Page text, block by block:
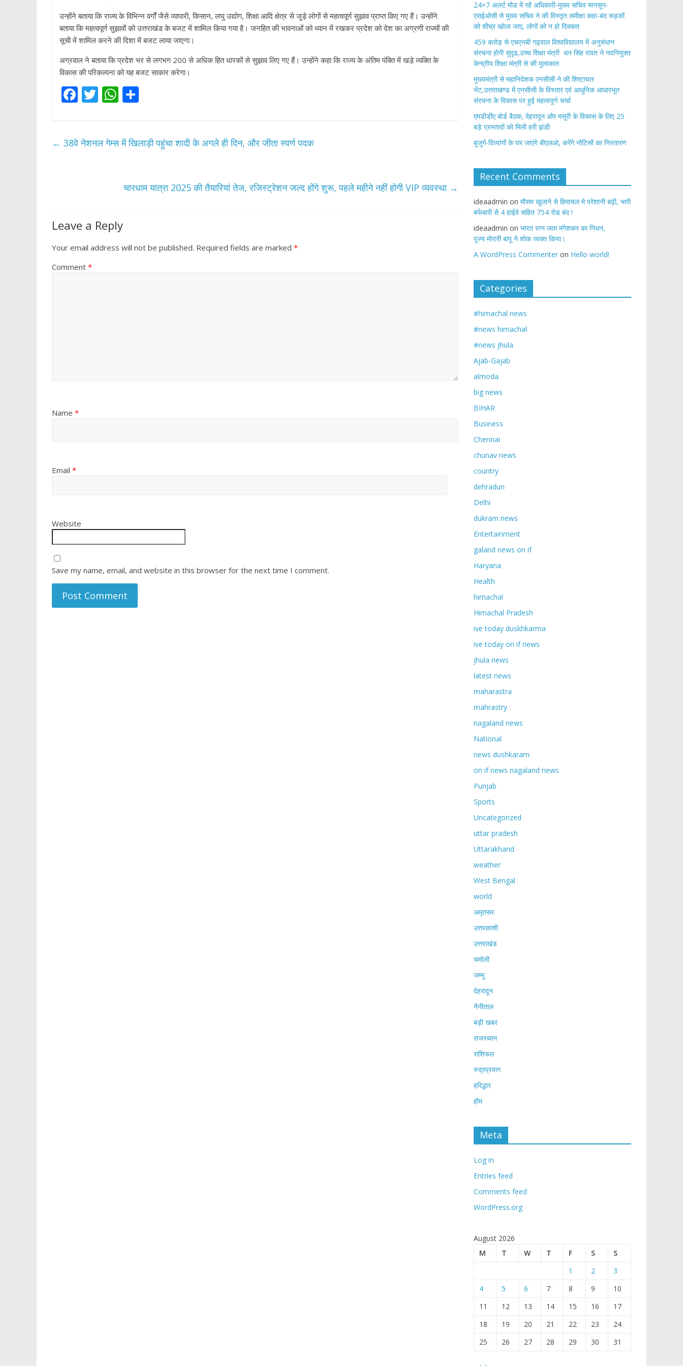
उन्होंने बताया कि राज्य के विभिन्न वर्गों जैसे व्यापारी, किसान, लघु उद्योग, शिक्षा आदि क्षेत्र से जुड़े लोगों से महत्वपूर्ण सुझाव प्राप्त किए गए हैं। उन्होंने
बताया कि महत्वपूर्ण सुझावों को उत्तराखंड के बजट में शामिल किया गया है। जनहित की भावनाओं को ध्यान में रखकर प्रदेश को देश का अग्रणी राज्यों की
सूची में शामिल करने की दिशा में बजट लाया जाएगा।
अग्रवाल ने बताया कि प्रदेश भर से लगभग 200 से अधिक हित धारकों से सुझाव लिए गए हैं। उन्होंने कहा कि राज्य के अंतिम पंक्ति में खड़े व्यक्ति के
विकास की परिकल्पना को यह बजट साकार करेगा।
F
b
T
er
W
s
p
e
← 38वे नेशनल गेम्स में खिलाड़ी पहुंचा शादी के अगले ही दिन, और जीता स्वर्ण पदक
चारधाम यात्रा 2025 की तैयारियां तेज, रजिस्ट्रेशन जल्द होंगे शुरू, पहले महीने नहीं होगी VIP व्यवस्था →
Leave a Reply
Your email address will not be published. Required fields are marked *
Comment *
Name *
Email *
Website
Save my name, email, and website in this browser for the next time I comment.
24×7 अलर्ट मोड में रहें अधिकारी-मुख्य सचिव मानसून-
एसईओसी से मुख्य सचिव ने की विस्तृत समीक्षा कहा-बंद सड़कों
को शीघ्र खोला जाए, लोगों को न हो दिक्कत
459 करोड़ से एचएनबी गढ़वाल विश्वविद्यालय में अनुसंधान
संरचना होगी सुदृढ,उच्च शिक्षा मंत्री धन सिंह रावत ने नवनियुक्त
केन्द्रीय शिक्षा मंत्री से की मुलाकात
मुख्यमंत्री से महानिदेशक एनसीसी ने की शिष्टाचार
भेंट,उत्तराखण्ड में एनसीसी के विस्तार एवं आधुनिक आधारभूत
संरचना के विकास पर हुई महत्वपूर्ण चर्चा
एमडीडीए बोर्ड बैठक, देहरादून और मसूरी के विकास के लिए 25
बड़े प्रस्तावों को मिली हरी झंडी
बुजुर्ग-दिव्यांगों के घर जाएंगे बीएलओ, करेंगे नोटिसों का निस्तारण
Recent Comments
ideaadmin on मौसम खुलाने से हिमाचल मे परेशानी बढ़ी, भारी
बर्फबारी से 4 हाईवे सहित 754 रोड बंद !
ideaadmin on भारत रत्न लता मंगेशकर का निधन,
पूज्य मोरारी बापू ने शोक व्यक्त किया।
A WordPress Commenter on Hello world!
Categories
#himachal news
#news himachal
#news jhula
Ajab-Gajab
almoda.
big news
BIHAR
Business
Chennai
chunav news
country
dehradun
Delhi
dukram news
Entertainment
galand news on if
Haryana
Health
himachal
Himachal Pradesh
ive today duskhkarma
ive today on if news
jhula news
latest news
maharastra
mahrastry
nagaland news
National
news dushkaram
on if news nagaland news
Punjab
Sports
Uncategorized
uttar pradesh
Uttarakhand
weather
West Bengal
world
अमृतसर
उत्तरकाशी
उत्तराखंड
चमोली
जम्मू
देहरादून
नैनीताल
बड़ी खबर
राजस्थान
राशिफल
रुद्रप्रयाग
हरिद्धार
होम
Meta
Log in
Entries feed
Comments feed
WordPress.org
August 2026
M
T W T F S
S
1
2
3
4
5 6 7 8 9
10
11
12 13 14 15 16
17
18
19 20 21 22 23
24
25
26 27 28 29 30 31